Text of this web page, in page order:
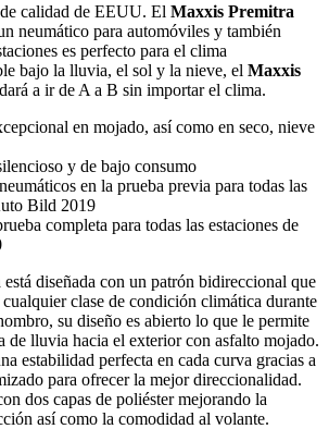
calidad de EEUU. El Maxxis Premitra
neumático para automóviles y también
es perfecto para el clima
bajo la lluvia, el sol y la nieve, el Maxxis
a ir de A a B sin importar el clima.
en mojado, así como en seco, nieve
y de bajo consumo
en la prueba previa para todas las
Bild 2019
completa para todas las estaciones de
diseñada con un patrón bidireccional que
cualquier clase de condición climática durante
su diseño es abierto lo que le permite
de lluvia hacia el exterior con asfalto mojado.
estabilidad perfecta en cada curva gracias a
para ofrecer la mejor direccionalidad.
dos capas de poliéster mejorando la
así como la comodidad al volante.